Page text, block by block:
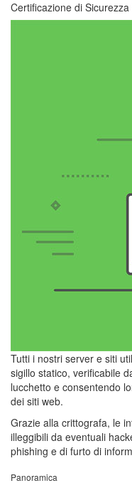
Certificazione di Sicurezza
Tutti i nostri server e siti
sigillo statico, verificabile
lucchetto e consentendo
dei siti web.
Grazie alla crittografa, le
illeggibili da eventuali
phishing e di furto di
Panoramica